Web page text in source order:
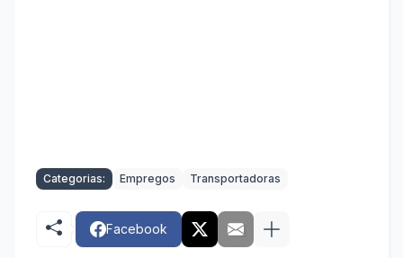
Categorias: Empregos Transportadoras
Facebook